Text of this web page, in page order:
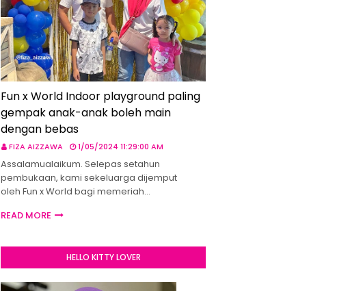
Fun x World Indoor playground paling
gempak anak-anak boleh main
dengan bebas
FIZA AIZZAWA 1/05/2024 11:29:00 AM
Assalamualaikum. Selepas setahun
pembukaan, kami sekeluarga dijemput
oleh Fun x World bagi memeriah…
READ MORE
HELLO KITTY LOVER